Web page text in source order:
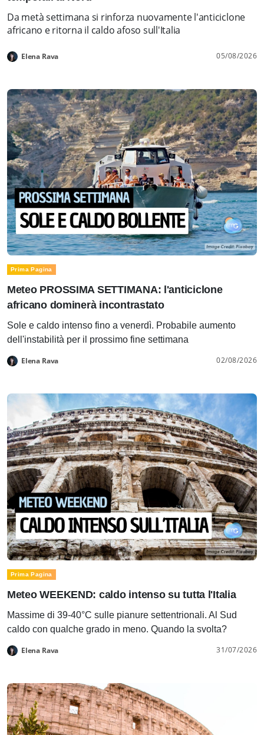
Da metà settimana si rinforza nuovamente l'anticiclone
africano e ritorna il caldo afoso sull'Italia
Elena Rava 05/08/2026
Prima Pagina
Meteo PROSSIMA SETTIMANA: l'anticiclone
africano dominerà incontrastato
Sole e caldo intenso fino a venerdì. Probabile aumento
dell'instabilità per il prossimo fine settimana
Elena Rava 02/08/2026
Prima Pagina
Meteo WEEKEND: caldo intenso su tutta l'Italia
Massime di 39-40°C sulle pianure settentrionali. Al Sud
caldo con qualche grado in meno. Quando la svolta?
Elena Rava 31/07/2026